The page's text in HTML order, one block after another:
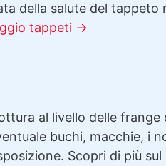
della salute del tappeto
tappeti →
al livello delle frange
buchi, macchie, i
Scopri di più